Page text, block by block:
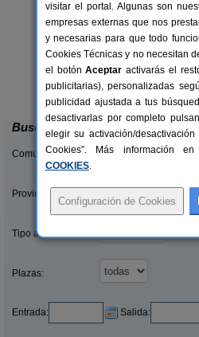
Casa Nueva Playa
Vilanova
Buscar
Comunidades:
Provincias/Islas:
Tipo alquiler:
Plazas:
Entrada: Salida:
visitar el portal. Algunas son
empresas externas que nos
y necesarias para que todo
Cookies Técnicas y no necesitan
el botónAceptar activarás el
publicitarias), personalizadas
publicidad ajustada a tus
desactivarlas por completo
elegir su activación/
Cookies”. Más información
COOKIES.